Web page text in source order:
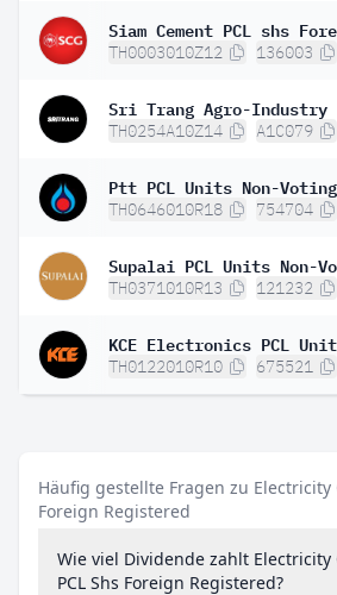
Siam Cement PCL shs
TH0003010Z12 136003
TH0254A10Z14 A1C079
Ptt PCL Units Non-
TH0646010R18 754704
Supalai PCL Units Non-
TH0371010R13 121232
TH0122010R10 675521
Häufig gestellte Fragen zu Electricity
Foreign Registered
Wie viel Dividende zahlt Electricity
PCL Shs Foreign Registered?